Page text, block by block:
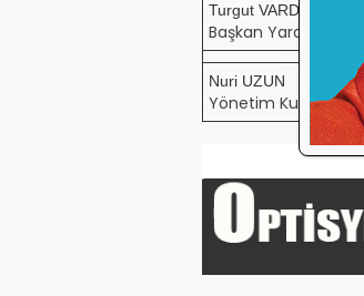
Turgut VARDİ
Başkan Yardımcısı
Nuri UZUN
Yönetim Kurulu Üyesi